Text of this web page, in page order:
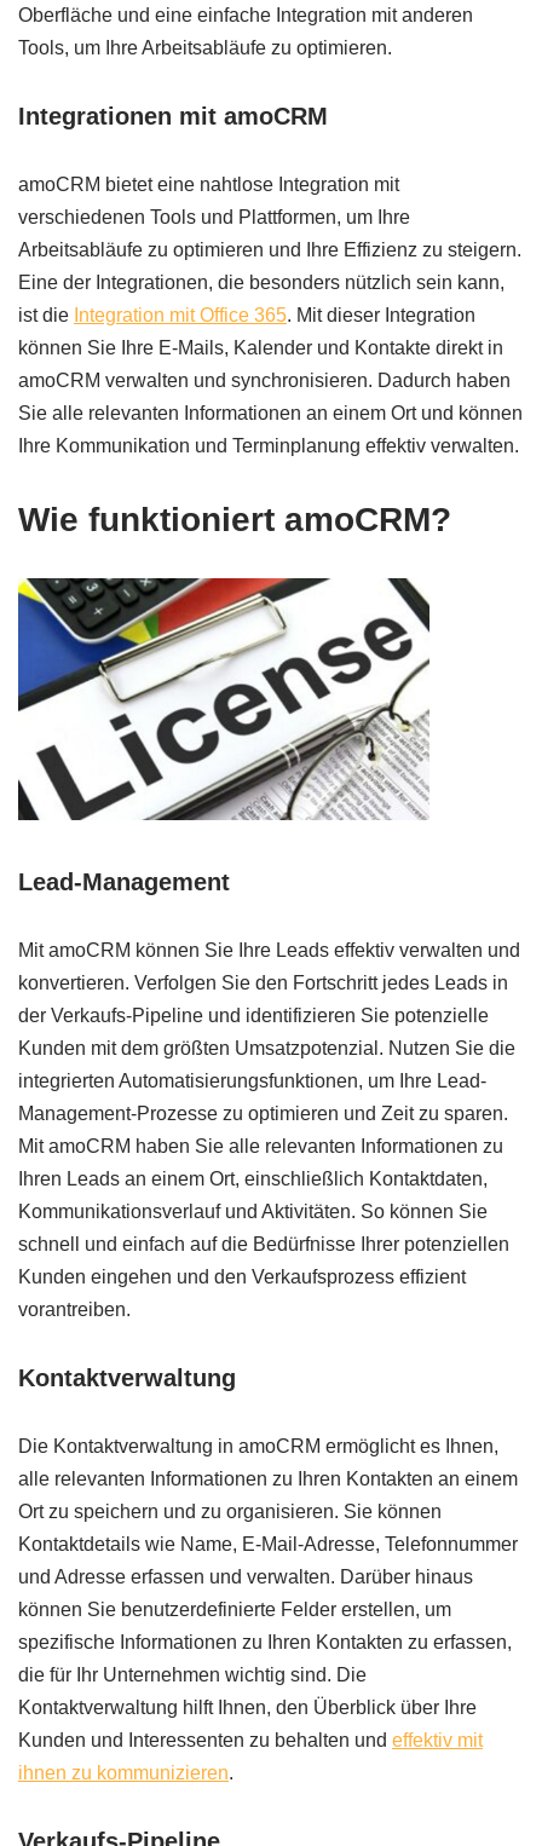
Oberfläche und eine einfache Integration mit anderen
Tools, um Ihre Arbeitsabläufe zu optimieren.
Integrationen mit amoCRM
amoCRM bietet eine nahtlose Integration mit
verschiedenen Tools und Plattformen, um Ihre
Arbeitsabläufe zu optimieren und Ihre Effizienz zu steigern.
Eine der Integrationen, die besonders nützlich sein kann,
ist die Integration mit Office 365. Mit dieser Integration
können Sie Ihre E-Mails, Kalender und Kontakte direkt in
amoCRM verwalten und synchronisieren. Dadurch haben
Sie alle relevanten Informationen an einem Ort und können
Ihre Kommunikation und Terminplanung effektiv verwalten.
Wie funktioniert amoCRM?
Lead-Management
Mit amoCRM können Sie Ihre Leads effektiv verwalten und
konvertieren. Verfolgen Sie den Fortschritt jedes Leads in
der Verkaufs-Pipeline und identifizieren Sie potenzielle
Kunden mit dem größten Umsatzpotenzial. Nutzen Sie die
integrierten Automatisierungsfunktionen, um Ihre Lead-
Management-Prozesse zu optimieren und Zeit zu sparen.
Mit amoCRM haben Sie alle relevanten Informationen zu
Ihren Leads an einem Ort, einschließlich Kontaktdaten,
Kommunikationsverlauf und Aktivitäten. So können Sie
schnell und einfach auf die Bedürfnisse Ihrer potenziellen
Kunden eingehen und den Verkaufsprozess effizient
vorantreiben.
Kontaktverwaltung
Die Kontaktverwaltung in amoCRM ermöglicht es Ihnen,
alle relevanten Informationen zu Ihren Kontakten an einem
Ort zu speichern und zu organisieren. Sie können
Kontaktdetails wie Name, E-Mail-Adresse, Telefonnummer
und Adresse erfassen und verwalten. Darüber hinaus
können Sie benutzerdefinierte Felder erstellen, um
spezifische Informationen zu Ihren Kontakten zu erfassen,
die für Ihr Unternehmen wichtig sind. Die
Kontaktverwaltung hilft Ihnen, den Überblick über Ihre
Kunden und Interessenten zu behalten und effektiv mit
ihnen zu kommunizieren.
Verkaufs-Pipeline